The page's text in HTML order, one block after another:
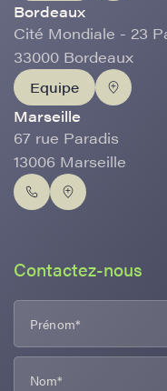
Bordeaux
Cité Mondiale - 23
33000 Bordeaux
Equipe
Marseille
67 rue Paradis
13006 Marseille
Contactez-nous